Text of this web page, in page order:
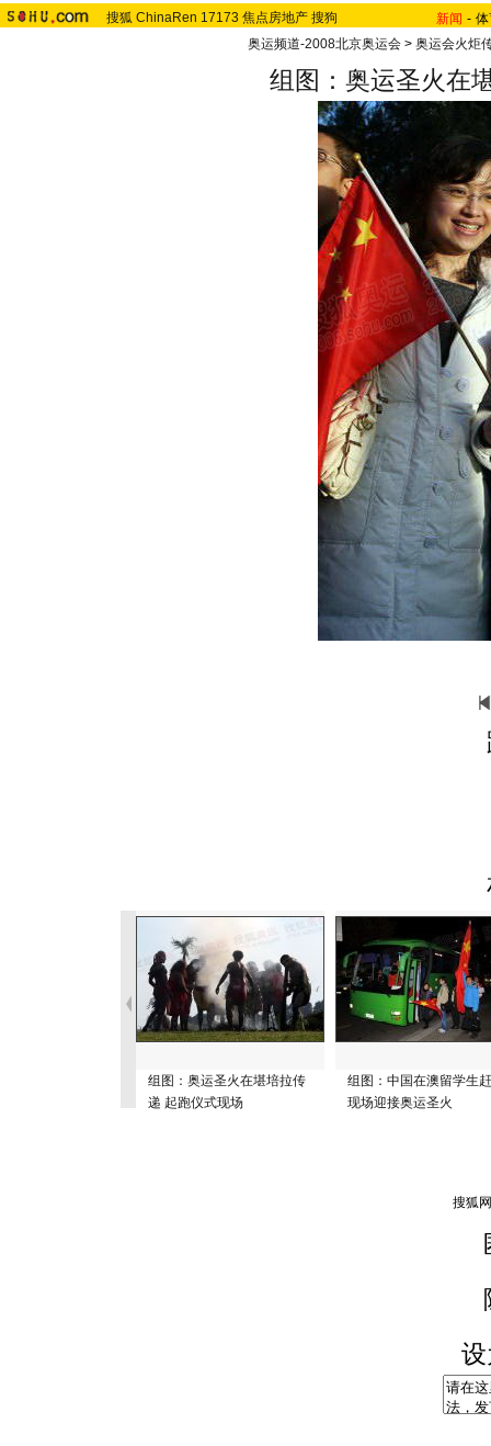
搜狐 ChinaRen 17173 焦点房地产 搜狗 新闻 -
奥运频道-2008北京奥运会> 奥运会火炬
组图：奥运圣火在
组图：奥运圣火在堪培拉传
递 起跑仪式现场
组图：中国在澳留学生
现场迎接奥运圣火